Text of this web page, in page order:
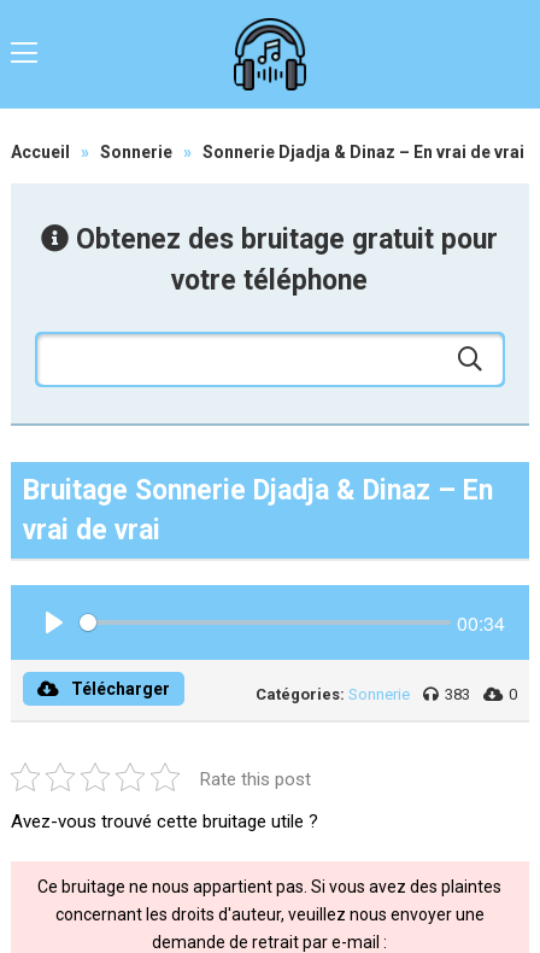
Accueil » Sonnerie » Sonnerie Djadja & Dinaz – En vrai de vrai
Obtenez des bruitage gratuit pour
votre téléphone
Bruitage Sonnerie Djadja & Dinaz – En
vrai de vrai
00:34
Télécharger Catégories: Sonnerie 383 0
Rate this post
Avez-vous trouvé cette bruitage utile ?
Ce bruitage ne nous appartient pas. Si vous avez des plaintes
concernant les droits d'auteur, veuillez nous envoyer une
demande de retrait par e-mail :